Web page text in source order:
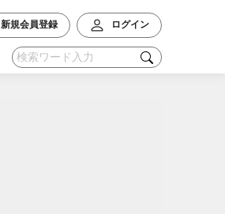
新規会員登録 ログイン